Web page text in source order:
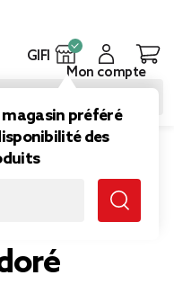
GIFI
préféré
des
Mon compte
Noël